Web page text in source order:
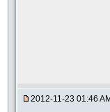
2012-11-23 01:46 AM